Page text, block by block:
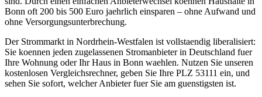
Bonn oft 200 bis 500 Euro jaehrlich einsparen – ohne Aufwand und
ohne Versorgungsunterbrechung.
Der Strommarkt in Nordrhein-Westfalen ist vollstaendig liberalisiert:
Sie koennen jeden zugelassenen Stromanbieter in Deutschland fuer
Ihre Wohnung oder Ihr Haus in Bonn waehlen. Nutzen Sie unseren
kostenlosen Vergleichsrechner, geben Sie Ihre PLZ 53111 ein, und
sehen Sie sofort, welcher Anbieter fuer Sie am guenstigsten ist.